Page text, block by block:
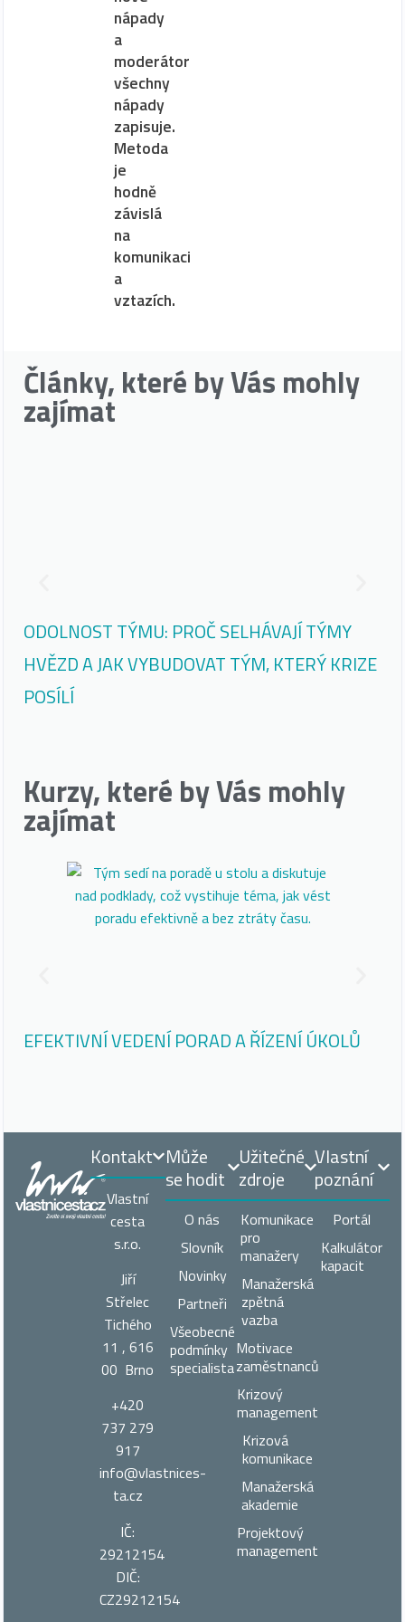
nápady
a
moderátor
všechny
nápady
zapisuje.
Metoda
je
hodně
závislá
na
komunikaci
a
vztazích.
Články, které by Vás mohly
zajímat
ODOLNOST TÝMU: PROČ SELHÁVAJÍ TÝMY
HVĚZD A JAK VYBUDOVAT TÝM, KTERÝ KRIZE
POSÍLÍ
Kurzy, které by Vás mohly
zajímat
EFEKTIVNÍ VEDENÍ PORAD A ŘÍZENÍ ÚKOLŮ
Může
se hodit
O nás
Slovník
Novinky
Partneři
Všeobecné
podmínky
specialista
Užitečné
zdroje
Komunikace
pro
manažery
Manažerská
zpětná
vazba
Motivace
zaměstnanců
Krizový
management
Krizová
komunikace
Manažerská
akademie
Projektový
management
Vlastní
poznání
Portál
Kalkulátor
kapacit
Kontakt
Vlastní
cesta
s.r.o.
Jiří
Střelec
Tichého
11 , 616
00 Brno
+420
737 279
917
info@vlastnices­
ta.cz
IČ:
29212154
DIČ:
CZ29212154